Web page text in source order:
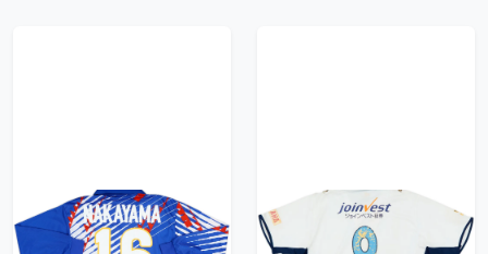
1993 Japan Home L/S
Shirt Nakayama #16 -
2008 Jubilo Iwata
Away Shirt Nakayama